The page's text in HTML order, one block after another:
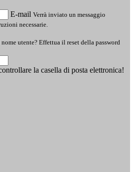
E-mail Verrà inviato un messaggio
necessarie.
utente? Effettua il reset della password
la casella di posta elettronica!